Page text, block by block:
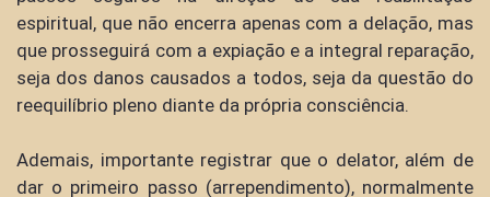
espiritual, que não encerra apenas com a delação, mas
que prosseguirá com a expiação e a integral reparação,
seja dos danos causados a todos, seja da questão do
reequilíbrio pleno diante da própria consciência.
Ademais, importante registrar que o delator, além de
dar o primeiro passo (arrependimento), normalmente